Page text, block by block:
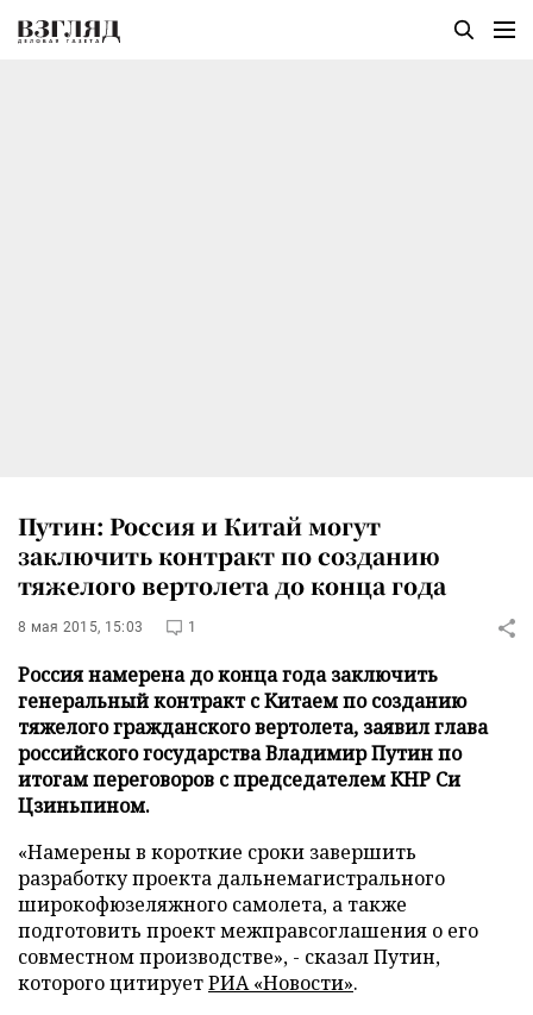
Путин: Россия и Китай могут
заключить контракт по созданию
тяжелого вертолета до конца года
8 мая 2015, 15:03 1
Россия намерена до конца года заключить
генеральный контракт с Китаем по созданию
тяжелого гражданского вертолета, заявил глава
российского государства Владимир Путин по
итогам переговоров с председателем КНР Си
Цзиньпином.
«Намерены в короткие сроки завершить
разработку проекта дальнемагистрального
широкофюзеляжного самолета, а также
подготовить проект межправсоглашения о его
совместном производстве», - сказал Путин,
которого цитируетРИА «Новости».